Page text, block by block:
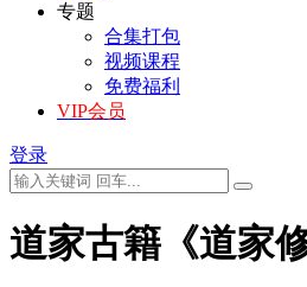
专题
合集打包
视频课程
免费福利
VIP会员
登录
道家古籍《道家